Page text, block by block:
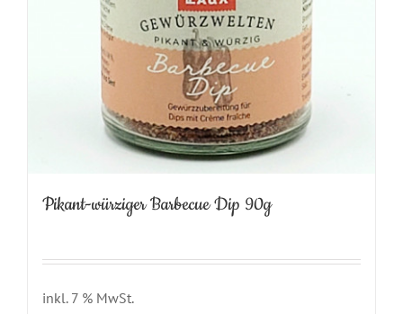
Pikant-würziger Barbecue Dip 90g
inkl. 7 % MwSt.